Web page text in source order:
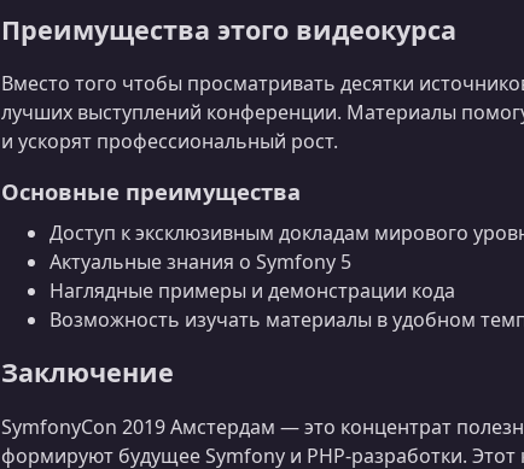
Преимущества этого видеокурса
Вместо того чтобы просматривать десятки
лучших выступлений конференции. Материалы
и ускорят профессиональный рост.
Основные преимущества
Доступ к эксклюзивным докладам мирового
Актуальные знания о Symfony 5
Наглядные примеры и демонстрации кода
Возможность изучать материалы в удобном
Заключение
SymfonyCon 2019 Амстердам — это концентрат
формируют будущее Symfony и PHP‑разработки.